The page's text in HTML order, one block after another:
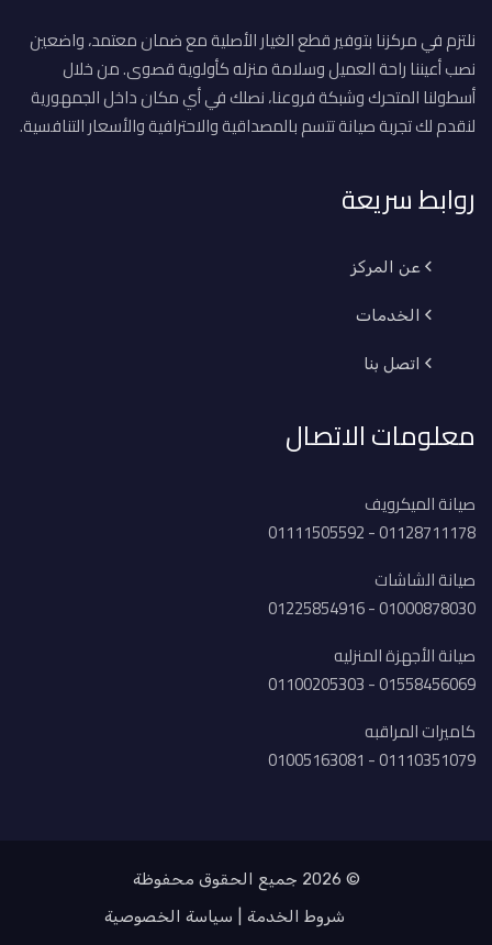
نلتزم في مركزنا بتوفير قطع الغيار الأصلية مع ضمان معتمد، واضعين
نصب أعيننا راحة العميل وسلامة منزله كأولوية قصوى. من خلال
أسطولنا المتحرك وشبكة فروعنا، نصلك في أي مكان داخل الجمهورية
لنقدم لك تجربة صيانة تتسم بالمصداقية والاحترافية والأسعار التنافسية.
روابط سريعة
عن المركز
الخدمات
اتصل بنا
معلومات الاتصال
صيانة الميكرويف
01128711178 - 01111505592
صيانة الشاشات
01000878030 - 01225854916
صيانة الأجهزة المنزليه
01558456069 - 01100205303
كاميرات المراقبه
01110351079 - 01005163081
© 2026 جميع الحقوق محفوظة
شروط الخدمة
سياسة الخصوصية